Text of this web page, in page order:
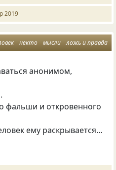
2019
некто мысли ложь и правда
анонимом,
фальши и откровенного
ему раскрывается…